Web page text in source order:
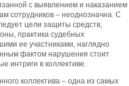
с выявлением и наказанием
сотрудников – неоднозначна. С
цели защиты средств,
практика судебных
ее участниками, наглядно
фактом нарушения стоит
интриги в коллективе.
коллектива – одна из самых